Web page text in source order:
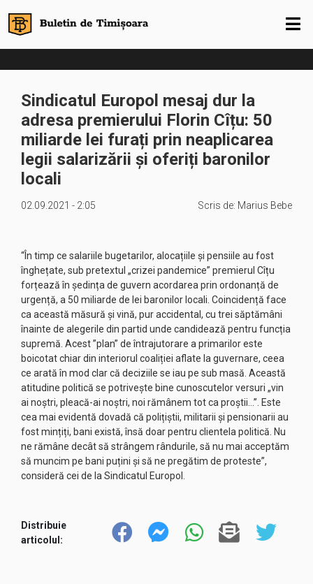
Sindicatul Europol mesaj dur la
adresa premierului Florin Cîțu: 50
miliarde lei furați prin neaplicarea
legii salarizării și oferiți baronilor
locali
02.09.2021 - 2:05 Scris de: Marius Bebe
“În timp ce salariile bugetarilor, alocațiile și pensiile au fost
înghețate, sub pretextul „crizei pandemice” premierul Cîțu
forțează în ședința de guvern acordarea prin ordonanță de
urgență, a 50 miliarde de lei baronilor locali. Coincidență face
ca această măsură și vină, pur accidental, cu trei săptămâni
înainte de alegerile din partid unde candidează pentru funcția
supremă. Acest ”plan” de întrajutorare a primarilor este
boicotat chiar din interiorul coaliției aflate la guvernare, ceea
ce arată în mod clar că deciziile se iau pe sub masă. Această
atitudine politică se potrivește bine cunoscutelor versuri „vin
ai noștri, pleacă-ai noștri, noi rămânem tot ca proștii…”. Este
cea mai evidentă dovadă că polițiștii, militarii și pensionarii au
fost mințiți, bani există, însă doar pentru clientela politică. Nu
ne rămâne decât să strângem rândurile, să nu mai acceptăm
să muncim pe bani puțini și să ne pregătim de proteste”,
consideră cei de la Sindicatul Europol.
Distribuie
articolul: